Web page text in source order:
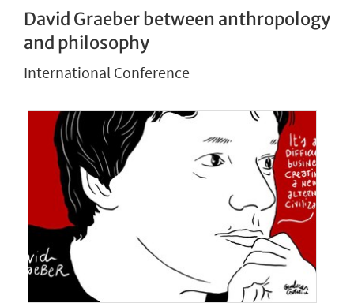
David Graeber between anthropology
and philosophy
International Conference